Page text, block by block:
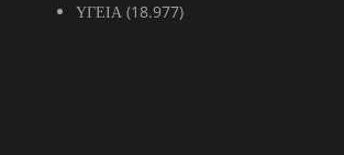
ΥΓΕΙΑ (18.977)